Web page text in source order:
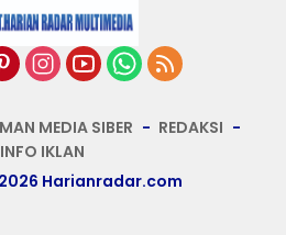
MEDIA SIBER
REDAKSI
INFO IKLAN
Harianradar.com